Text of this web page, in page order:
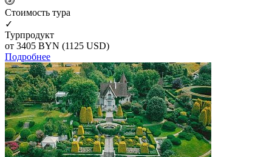
Cтоимость тура
✓
Турпродукт
от 3405 BYN (1125 USD)
Подробнее